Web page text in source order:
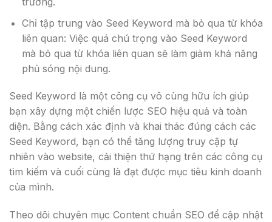
Chỉ tập trung vào Seed Keyword mà bỏ qua từ khóa
liên quan: Việc quá chú trọng vào Seed Keyword
mà bỏ qua từ khóa liên quan sẽ làm giảm khả năng
phủ sóng nội dung.
Seed Keyword là một công cụ vô cùng hữu ích giúp
bạn xây dựng một chiến lược SEO hiệu quả và toàn
diện. Bằng cách xác định và khai thác đúng cách các
Seed Keyword, bạn có thể tăng lượng truy cập tự
nhiên vào website, cải thiện thứ hạng trên các công cụ
tìm kiếm và cuối cùng là đạt được mục tiêu kinh doanh
của mình.
Theo dõi chuyên mục Content chuẩn SEO để cập nhật